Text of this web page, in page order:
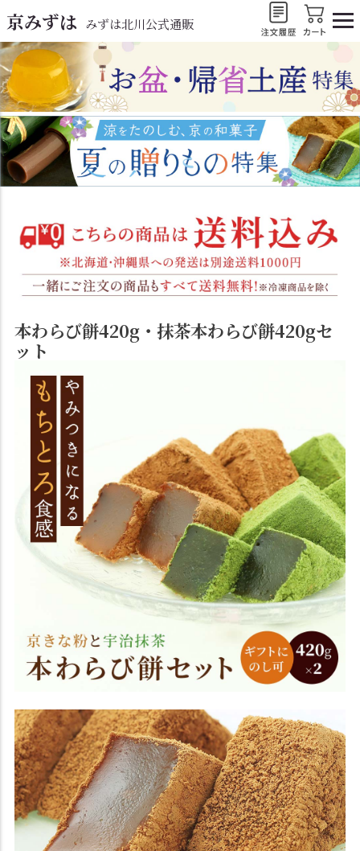
京みずは みずは北川公式通販
本わらび餅420g・抹茶本わらび餅420gセ
ット